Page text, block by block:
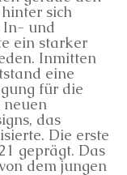
sich
In- und
ein starker
Inmitten
eine
für die
das
Die erste
geprägt. Das
dem jungen